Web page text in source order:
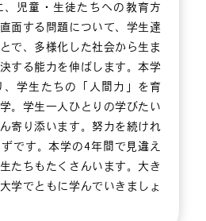
、児童・生徒たちへの教育方
面する問題について、学生達
で、多様化した社会から生ま
する能力を伸ばします。本学
、学生たちの「人間力」を育
。学生一人ひとりの学びたい
寄り添います。努力を続けれ
です。本学の4年間で見違え
たちもたくさんいます。大き
学でともに学んでいきましょ